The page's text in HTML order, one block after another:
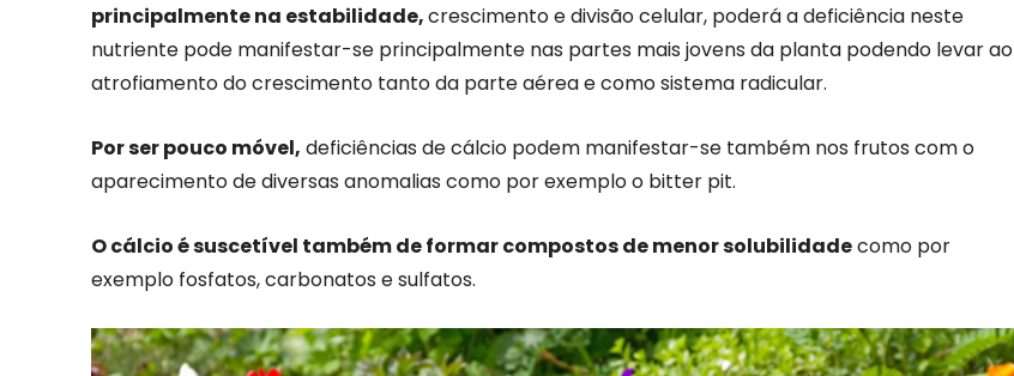
principalmente na estabilidade,crescimento e divisão celular, poderá a deficiência neste
nutriente pode manifestar-se principalmente nas partes mais jovens da planta podendo levar ao
atrofiamento do crescimento tanto da parte aérea e como sistema radicular.
Por ser pouco móvel, deficiências de cálcio podem manifestar-se também nos frutos com o
aparecimento de diversas anomalias como por exemplo o bitter pit.
O cálcio é suscetível também de formar compostos de menor solubilidadecomo por
exemplo fosfatos, carbonatos e sulfatos.